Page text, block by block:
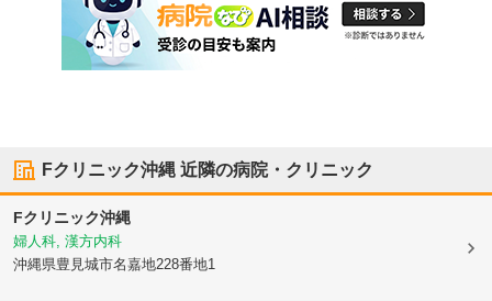
Fクリニック沖縄 近隣の病院・クリニック
Fクリニック沖縄
婦人科, 漢方内科
沖縄県豊見城市名嘉地228番地1